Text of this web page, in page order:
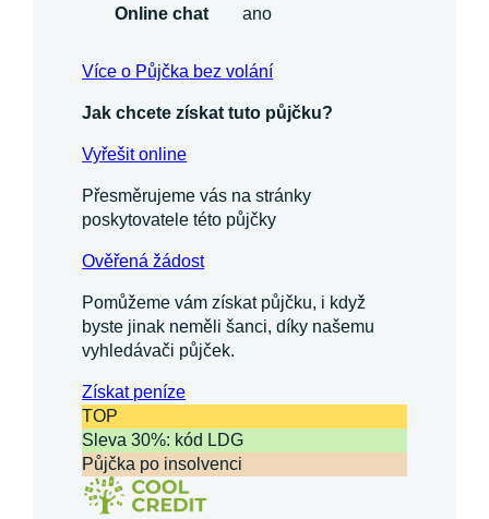
Online chat ano
Více o Půjčka bez volání
Jak chcete získat tuto půjčku?
Vyřešit online
Přesměrujeme vás na stránky
poskytovatele této půjčky
Ověřená žádost
Pomůžeme vám získat půjčku, i když
byste jinak neměli šanci, díky našemu
vyhledávači půjček.
Získatpeníze
TOP
Sleva 30%: kód LDG
Půjčka po insolvenci